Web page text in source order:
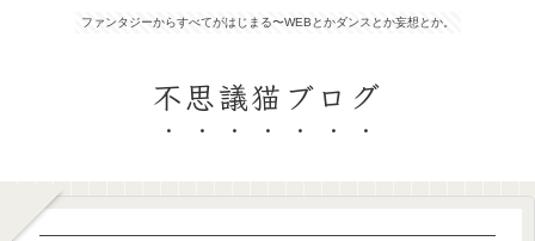
ファンタジーからすべてがはじまる〜WEBとかダンスとか妄想とか。
不思議猫ブログ